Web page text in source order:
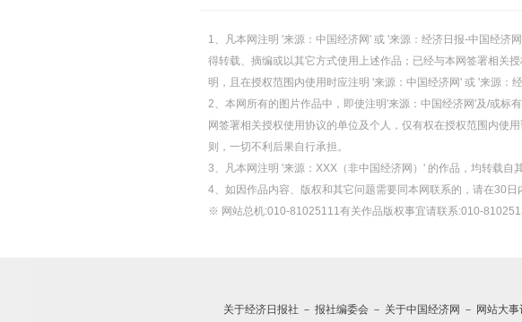
1、凡本网注明 '来源：中国经济网' 或 '来源：经济日报-中国经济
得转载、摘编或以其它方式使用上述作品；已经与本网签署相关
明，且在授权范围内使用时应注明 '来源：中国经济网' 或 '来源：
2、本网所有的图片作品中，即使注明'来源：中国经济网'及/或标
网签署相关授权使用协议的单位及个人，仅有权在授权范围内使
则，一切不利后果自行承担。
3、凡本网注明 '来源：XXX（非中国经济网）' 的作品，均转载自
4、如因作品内容、版权和其它问题需要同本网联系的，请在30日
※ 网站总机:010-81025111有关作品版权事宜请联系:010-
关于经济日报社 － 报社编委会 － 关于中国经济网 － 网站大事